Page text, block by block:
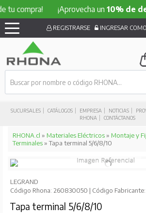
compra! ¡Aprovecha un10% de
SUCURSALES CATÁLOGOS EMPRESA NOTICIAS
RHONA
CONTÁCTANOS
REGISTRARSE INGRESAR
RHONA.cl » Materiales Eléctricos» Montaje y
Terminales» Tapa terminal 5/6/8/10
LEGRAND
Código Rhona: 260830050 | Código Fabricante:
Tapa terminal 5/6/8/10